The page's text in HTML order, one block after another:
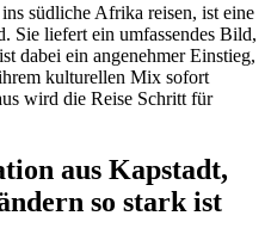
südliche Afrika reisen, ist eine
Sie liefert ein umfassendes Bild,
dabei ein angenehmer Einstieg,
kulturellen Mix sofort
wird die Reise Schritt für
aus Kapstadt,
so stark ist